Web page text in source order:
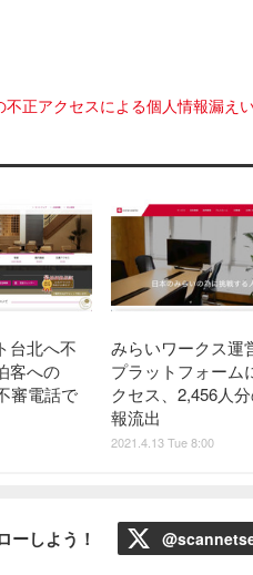
正アクセスによる個人情報漏え
台北へ不
客への
審電話で
みらいワークス運
プラットフォーム
クセス、2,456人
報流出
2021.4.13 Tue 8:00
しよう！